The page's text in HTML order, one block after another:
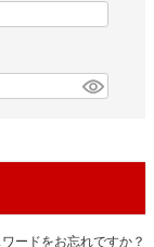
ワードをお忘れですか？